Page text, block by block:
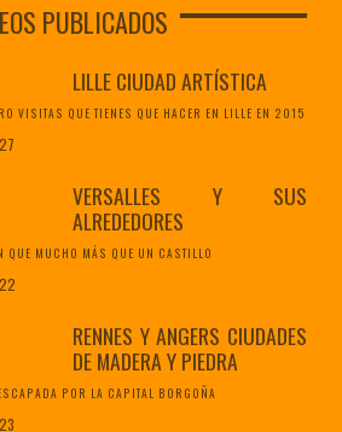
PUBLICADOS
LILLE CIUDAD ARTÍSTICA
VISITAS QUE TIENES QUE HACER EN LILLE EN 2015
27
VERSALLES Y SUS
ALREDEDORES
QUE MUCHO MÁS QUE UN CASTILLO
22
RENNES Y ANGERS CIUDADES
DE MADERA Y PIEDRA
POR LA CAPITAL BORGOÑA
23